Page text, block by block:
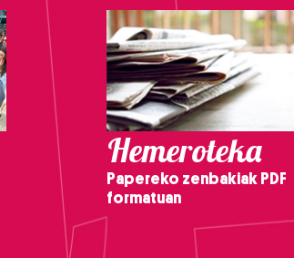
Hemeroteka
Papereko zenbakiak PDF
formatuan